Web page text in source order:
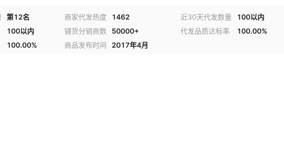
第12名 商家代发热度 1462 近30天代发数量
100以内
100以内 铺货分销商数 50000+ 代发品质达标率
100.00%
100.00% 商品发布时间 2017年4月